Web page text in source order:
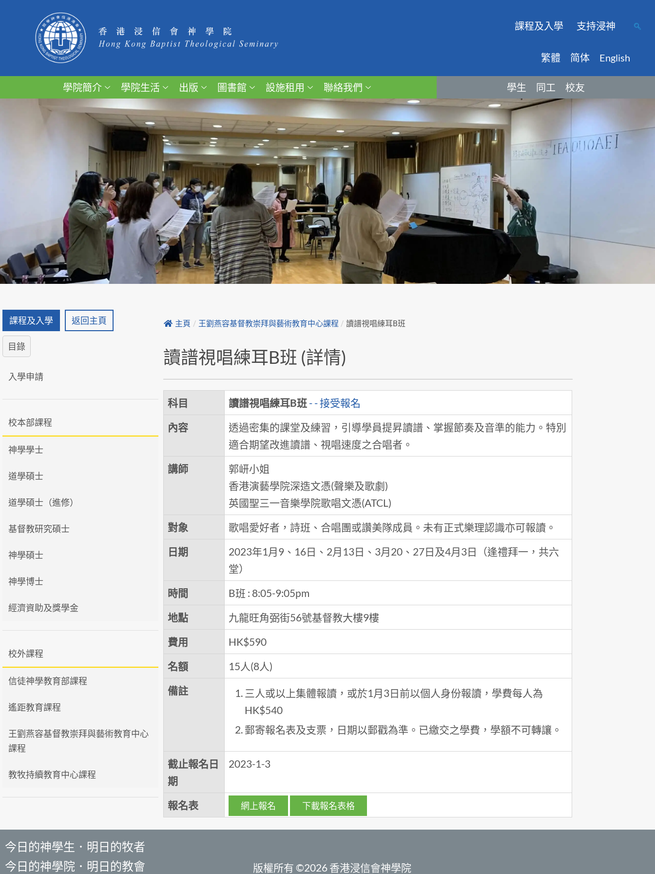
課程及入學 支持浸神
繁體 简体 English
學院簡介 學院生活 出版 圖書館 設施租用 聯絡我們 學生 同工 校友
課程及入學 返回主頁
目錄
入學申請
校本部課程
神學學士
道學碩士
道學碩士（進修）
基督教研究碩士
神學碩士
神學博士
經濟資助及獎學金
校外課程
信徒神學教育部課程
遙距教育課程
王劉燕容基督教崇拜與藝術教育中心
課程
教牧持續教育中心課程
主頁 / 王劉燕容基督教崇拜與藝術教育中心課程 / 讀譜視唱練耳B班
讀譜視唱練耳B班 (詳情)
科目 讀譜視唱練耳B班 - - 接受報名
內容
透過密集的課堂及練習，引導學員提昇讀譜、掌握節奏及音準的能力。特別
適合期望改進讀譜、視唱速度之合唱者。
講師
郭岍小姐
香港演藝學院深造文憑(聲樂及歌劇)
英國聖三一音樂學院歌唱文憑(ATCL)
對象
歌唱愛好者，詩班、合唱團或讚美隊成員。未有正式樂理認識亦可報讀。
日期
2023年1月9、16日、2月13日、3月20、27日及4月3日（逢禮拜一，共六
堂）
時間
B班 : 8:05-9:05pm
地點
九龍旺角弼街56號基督教大樓9樓
費用
HK$590
名額
15人(8人)
備註
三人或以上集體報讀，或於1月3日前以個人身份報讀，學費每人為
HK$540
郵寄報名表及支票，日期以郵戳為準。已繳交之學費，學額不可轉讓。
截止報名日
期
2023-1-3
報名表 網上報名 下載報名表格
今日的神學生．明日的牧者
今日的神學院．明日的教會
版權所有 ©2026 香港浸信會神學院